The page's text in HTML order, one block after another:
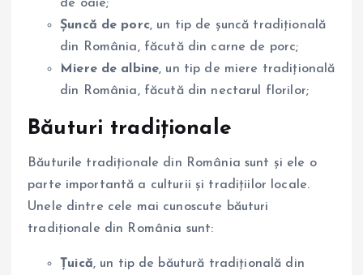
de oaie;
Șuncă de porc, un tip de șuncă tradițională
din România, făcută din carne de porc;
Miere de albine, un tip de miere tradițională
din România, făcută din nectarul florilor;
Băuturi tradiționale
Băuturile tradiționale din România sunt și ele o
parte importantă a culturii și tradițiilor locale.
Unele dintre cele mai cunoscute băuturi
tradiționale din România sunt:
Țuică, un tip de băutură tradițională din